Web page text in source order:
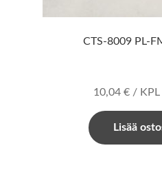
CTS-8009 PL-
10,04 €/ KPL
Lisää